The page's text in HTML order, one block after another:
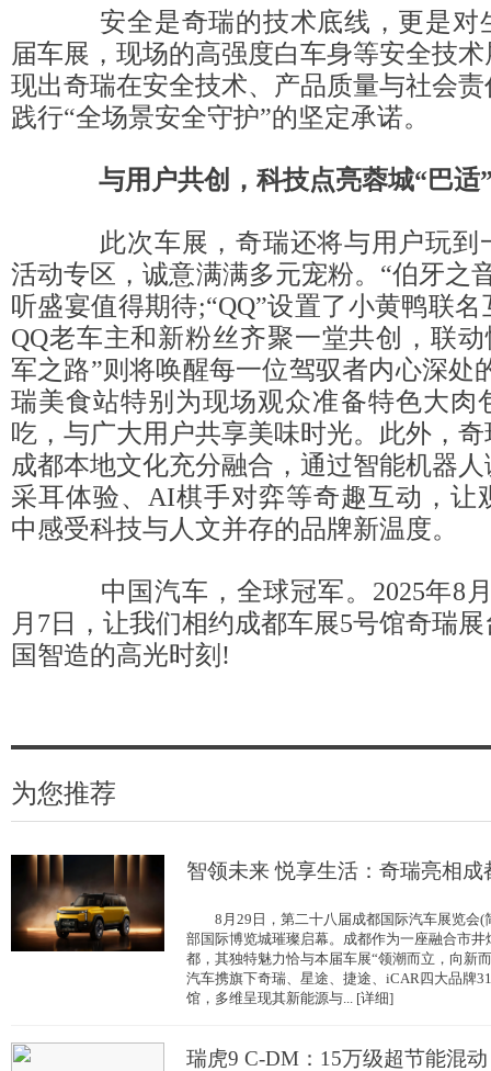
安全是奇瑞的技术底线，更是对
届车展，现场的高强度白车身等安全技
现出奇瑞在安全技术、产品质量与社会
践行“全场景安全守护”的坚定承诺。
与用户共创，科技点亮蓉城“巴适
此次车展，奇瑞还将与用户玩到
活动专区，诚意满满多元宠粉。“伯牙之
听盛宴值得期待;“QQ”设置了小黄鸭联
QQ老车主和新粉丝齐聚一堂共创，联
军之路”则将唤醒每一位驾驭者内心深处
瑞美食站特别为现场观众准备特色大肉
吃，与广大用户共享美味时光。此外，
成都本地文化充分融合，通过智能机器
采耳体验、AI棋手对弈等奇趣互动，让
中感受科技与人文并存的品牌新温度。
中国汽车，全球冠军。2025年8
月7日，让我们相约成都车展5号馆奇瑞
国智造的高光时刻!
为您推荐
智领未来 悦享生活：奇瑞亮相成
8月29日，第二十八届成都国际汽车展览会(
部国际博览城璀璨启幕。成都作为一座融合市
都，其独特魅力恰与本届车展“领潮而立，向新
汽车携旗下奇瑞、星途、捷途、iCAR四大品牌
馆，多维呈现其新能源与... [详细]
瑞虎9 C-DM：15万级超节能混动